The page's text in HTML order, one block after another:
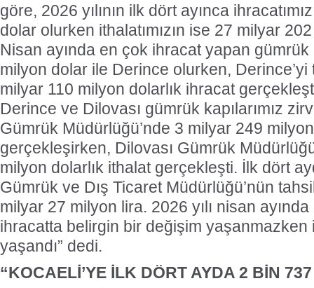
göre, 2026 yılının ilk dört ayınca
dolar olurken ithalatımızın ise 27 milyar
Nisan ayında en çok ihracat yapan gümrük
milyon dolar ile Derince olurken, Derince’yi
milyar 110 milyon dolarlık ihracat
Derince ve Dilovası gümrük kapılarımız
Gümrük Müdürlüğü’nde 3 milyar 249
gerçekleşirken, Dilovası Gümrük
milyon dolarlık ithalat gerçekleşti. İlk dört
Gümrük ve Dış Ticaret Müdürlüğü’nün
milyar 27 milyon lira. 2026 yılı nisan
ihracatta belirgin bir değişim yaşanmazken
yaşandı” dedi.
“KOCAELİ’YE İLK DÖRT AYDA 2 BİN